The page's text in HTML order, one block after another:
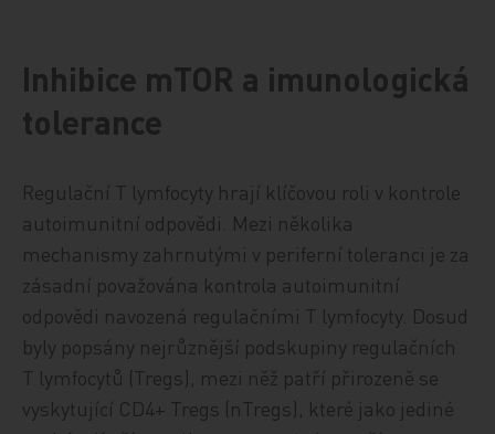
Inhibice mTOR a imunologická
tolerance
Regulační T lymfocyty hrají klíčovou roli v kontrole
autoimunitní odpovědi. Mezi několika
mechanismy zahrnutými v periferní toleranci je za
zásadní považována kontrola autoimunitní
odpovědi navozená regulačními T lymfocyty. Dosud
byly popsány nejrůznější podskupiny regulačních
T lymfocytů (Tregs), mezi něž patří přirozeně se
vyskytující CD4+ Tregs (nTregs), které jako jediné